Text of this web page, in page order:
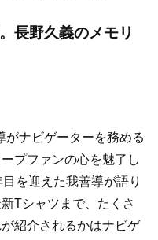
長野久義のメモリ
ナビゲーターを務める
プファンの心を魅了し
を迎えた我善導が語り
Tシャツまで、たくさ
紹介されるかはナビゲ